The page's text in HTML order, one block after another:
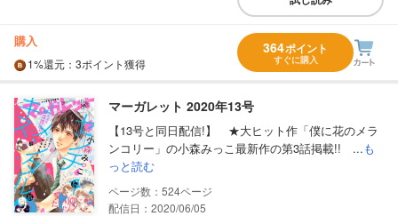
購入
1%還元 ：3ポイント獲得
364ポイント
すぐに購入
マーガレット 2020年13号
【13号と同日配信!】 ★大ヒット作「僕に花のメラ
ンコリー」の小森みっこ最新作の第3話掲載!! ...も
っと読む
524
配信日：2020/06/05